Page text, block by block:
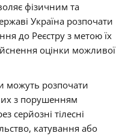
фізичним та
Україна розпочати
до Реєстру з метою їх
оцінки можливої
можуть розпочати
з порушенням
серйозні тілесні
катування або